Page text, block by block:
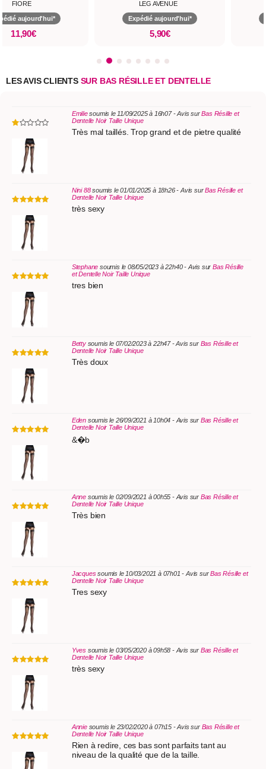
FIORE
aujourd'hui*
11,90€
LEG AVENUE
Expédié aujourd'hui*
5,90€
LES AVIS CLIENTSSUR BAS RÉSILLE ET DENTELLE
Emiliesoumis le 11/09/2025 à 16h07 - Avis surBas Résille et
Dentelle Noir Taille Unique
Très mal taillés. Trop grand et de pietre qualité
Nini 88soumis le 01/01/2025 à 18h26 - Avis surBas Résille et
Dentelle Noir Taille Unique
très sexy
Stephane soumis le 08/05/2023 à 22h40 - Avis sur Bas Résille
et Dentelle Noir Taille Unique
tres bien
Bettysoumis le 07/02/2023 à 22h47 - Avis sur Bas Résille et
Dentelle Noir Taille Unique
Très doux
Edensoumis le 26/09/2021 à 10h04 - Avis sur Bas Résille et
Dentelle Noir Taille Unique
&�b
Annesoumis le 02/09/2021 à 00h55 - Avis sur Bas Résille et
Dentelle Noir Taille Unique
Très bien
Jacquessoumis le 10/03/2021 à 07h01 - Avis surBas Résille et
Dentelle Noir Taille Unique
Tres sexy
Yvessoumis le 03/05/2020 à 09h58 - Avis sur Bas Résille et
Dentelle Noir Taille Unique
très sexy
Anniesoumis le 23/02/2020 à 07h15 - Avis sur Bas Résille et
Dentelle Noir Taille Unique
Rien à redire, ces bas sont parfaits tant au
niveau de la qualité que de la taille.